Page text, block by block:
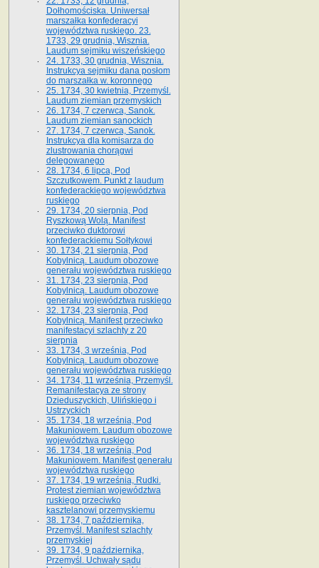
Dołhomościska. Uniwersał
marszałka konfederacyi
województwa ruskiego. 23.
1733, 29 grudnia, Wisznia.
Laudum sejmiku wiszeńskiego
24. 1733, 30 grudnia, Wisznia.
Instrukcya sejmiku dana posłom
do marszałka w. koronnego
25. 1734, 30 kwietnia, Przemyśl.
Laudum ziemian przemyskich
26. 1734, 7 czerwca, Sanok.
Laudum ziemian sanockich
27. 1734, 7 czerwca, Sanok.
Instrukcya dla komisarza do
zlustrowania chorągwi
delegowanego
28. 1734, 6 lipca, Pod
Szczutkowem. Punkt z laudum
konfederackiego województwa
ruskiego
29. 1734, 20 sierpnia, Pod
Ryszkową Wolą. Manifest
przeciwko duktorowi
konfederackiemu Sołtykowi
30. 1734, 21 sierpnia, Pod
Kobylnicą. Laudum obozowe
generału województwa ruskiego
31. 1734, 23 sierpnia, Pod
Kobylnicą. Laudum obozowe
generału województwa ruskiego
32. 1734, 23 sierpnia, Pod
Kobylnicą. Manifest przeciwko
manifestacyi szlachty z 20
sierpnia
33. 1734, 3 września, Pod
Kobylnicą. Laudum obozowe
generału województwa ruskiego
34. 1734, 11 września, Przemyśl.
Remanifestacya ze strony
Dzieduszyckich, Ulińskiego i
Ustrzyckich
35. 1734, 18 września, Pod
Makuniowem. Laudum obozowe
województwa ruskiego
36. 1734, 18 września, Pod
Makuniowem. Manifest generału
województwa ruskiego
37. 1734, 19 września, Rudki.
Protest ziemian województwa
ruskiego przeciwko
kasztelanowi przemyskiemu
38. 1734, 7 października,
Przemyśl. Manifest szlachty
przemyskiej
39. 1734, 9 października,
Przemyśl. Uchwały sądu